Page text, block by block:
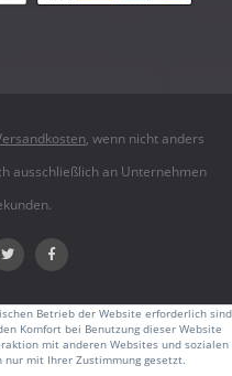
, wenn nicht anders
ausschließlich an Unternehmen
Betrieb der Website erforderlich sind
Komfort bei Benutzung dieser Website
mit anderen Websites und sozialen
mit Ihrer Zustimmung gesetzt.